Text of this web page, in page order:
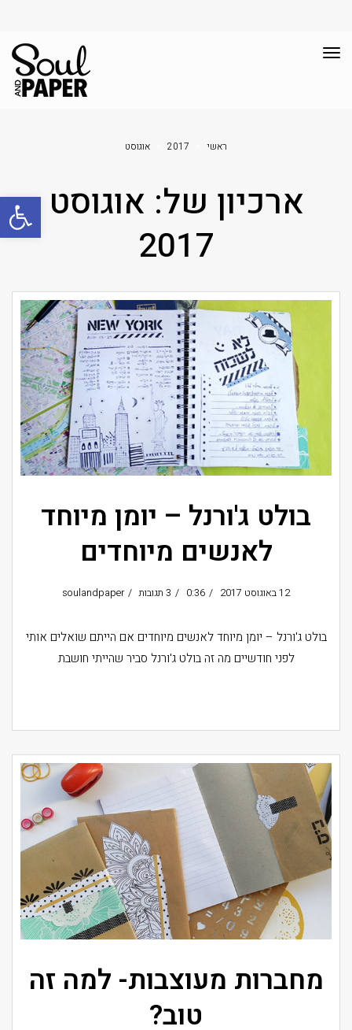
פתח
תפריט
ראשי 2017 אוגוסט
ארכיון של: אוגוסט
2017
בולט ג'ורנל – יומן מיוחד
לאנשים מיוחדים
12 באוגוסט 2017 0:36 3 תגובות soulandpaper
בולט ג'ורנל – יומן מיוחד לאנשים מיוחדים אם הייתם שואלים אותי
לפני חודשיים מה זה בולט ג'ורנל סביר שהייתי חושבת
מחברות מעוצבות- למה זה
טוב?